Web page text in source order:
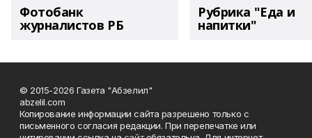
Фотобанк
журналистов РБ
Рубрика "Еда и
напитки"
© 2015-2026 Газета "Абзелил"
abzelil.com
Копирование информации сайта разрешено только с
письменного согласия редакции. При перепечатке или